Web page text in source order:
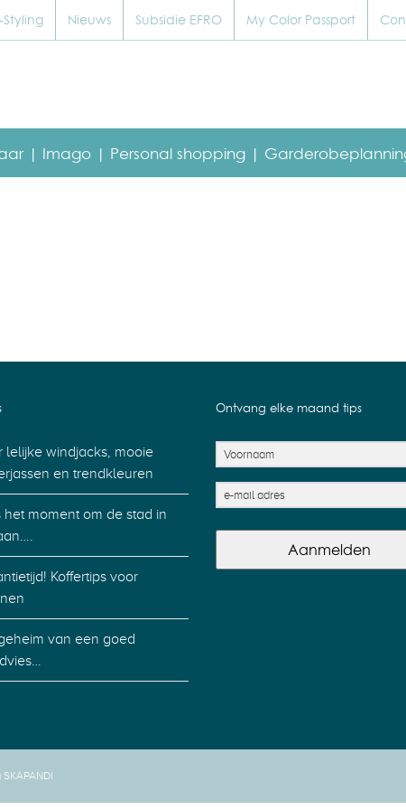
Nieuws Subsidie EFRO My Color Passport
| Imago | Personal shopping |
lelijke windjacks, mooie
en trendkleuren
het moment om de stad in
Koffertips voor
van een goed
Ontvang elke maand tips
Aanmelden